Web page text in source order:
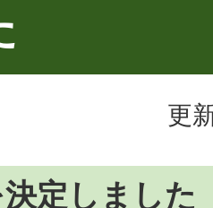
更
定しました